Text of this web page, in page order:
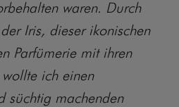
waren. Durch
Iris, dieser ikonischen
Parfümerie mit ihren
ich einen
süchtig machenden